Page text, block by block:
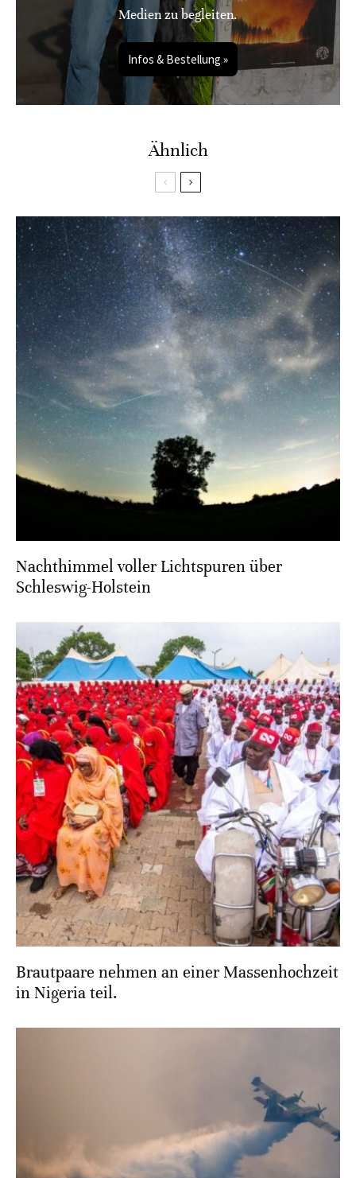
Medien zu begleiten.
Infos & Bestellung »
Ähnlich
Nachthimmel voller Lichtspuren über
Schleswig-Holstein
Brautpaare nehmen an einer Massenhochzeit
in Nigeria teil.